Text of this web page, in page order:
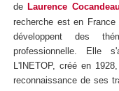
deLaurence Cocandeau
recherche est en
développent des
professionnelle. Elle
L'INETOP, créé en
reconnaissance de ses